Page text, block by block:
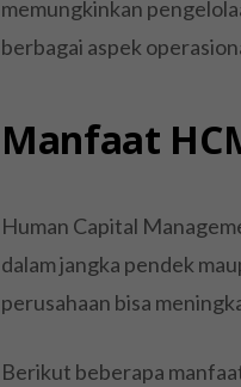
memungkinkan
berbagai aspek
Manfaat
Human Capital
dalam jangka pendek
perusahaan bisa
Berikut beberapa